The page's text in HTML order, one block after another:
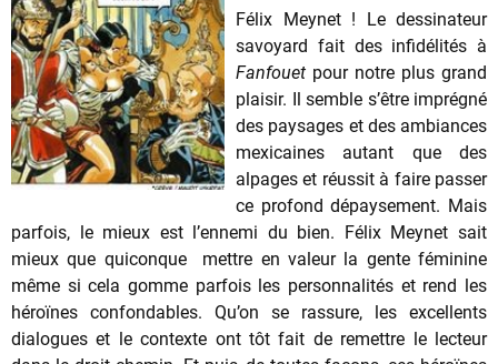
Félix Meynet ! Le dessinateur
savoyard fait des infidélités à
Fanfouet pour notre plus grand
plaisir. Il semble s’être imprégné
des paysages et des ambiances
mexicaines autant que des
alpages et réussit à faire passer
ce profond dépaysement. Mais
parfois, le mieux est l’ennemi du bien. Félix Meynet sait
mieux que quiconque mettre en valeur la gente féminine
même si cela gomme parfois les personnalités et rend les
héroïnes confondables. Qu’on se rassure, les excellents
dialogues et le contexte ont tôt fait de remettre le lecteur